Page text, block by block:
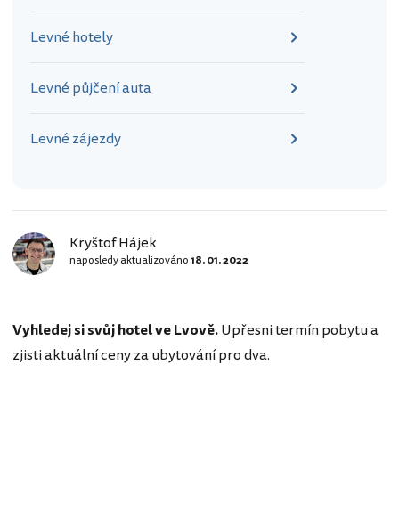
Levné hotely
Levné půjčení auta
Levné zájezdy
Kryštof Hájek
naposledy aktualizováno18. 01. 2022
Vyhledej si svůj hotel ve Lvově.Upřesni termín pobytu a
zjisti aktuální ceny za ubytování pro dva.